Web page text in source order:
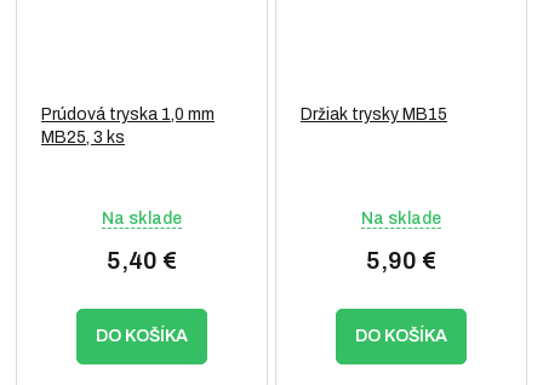
Prúdová tryska 1,0 mm
MB25, 3 ks
Na sklade
5,40 €
DO KOŠÍKA
Držiak trysky MB15
Na sklade
5,90 €
DO KOŠÍKA